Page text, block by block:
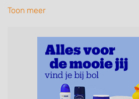
specialisaties of aantekeningen:
zonder afspraak terecht kunt. De
kunnen uw haren wassen,
maar ook helpen met extensions,
opsteken, weave, een
Toon meer